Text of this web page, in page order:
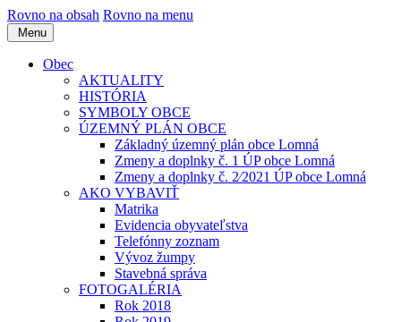
Rovno na obsah Rovno na menu
Menu
Obec
AKTUALITY
HISTÓRIA
SYMBOLY OBCE
ÚZEMNÝ PLÁN OBCE
Základný územný plán obce Lomná
Zmeny a doplnky č. 1 ÚP obce Lomná
Zmeny a doplnky č. 2⁄2021 ÚP obce Lomná
AKO VYBAVIŤ
Matrika
Evidencia obyvateľstva
Telefónny zoznam
Vývoz žumpy
Stavebná správa
FOTOGALÉRIA
Rok 2018